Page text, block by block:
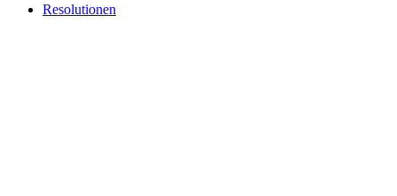
Resolutionen